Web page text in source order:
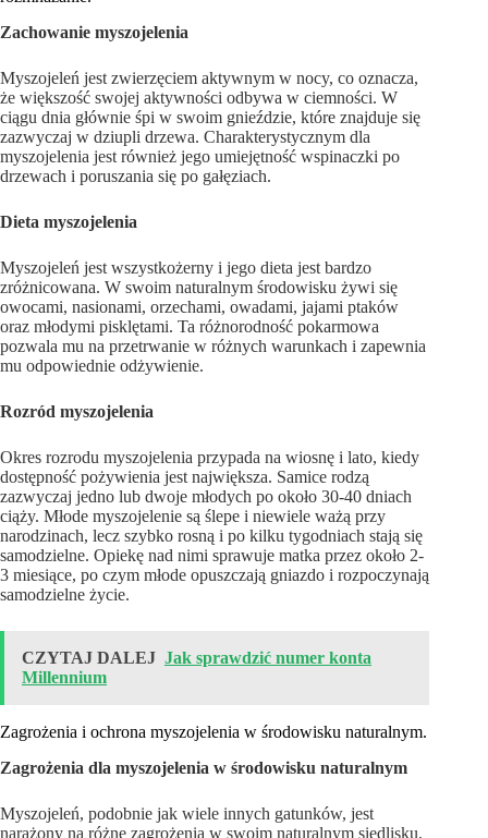
Zachowanie myszojelenia
Myszojeleń jest zwierzęciem aktywnym w nocy, co oznacza,
że większość swojej aktywności odbywa w ciemności. W
ciągu dnia głównie śpi w swoim gnieździe, które znajduje się
zazwyczaj w dziupli drzewa. Charakterystycznym dla
myszojelenia jest również jego umiejętność wspinaczki po
drzewach i poruszania się po gałęziach.
Dieta myszojelenia
Myszojeleń jest wszystkożerny i jego dieta jest bardzo
zróżnicowana. W swoim naturalnym środowisku żywi się
owocami, nasionami, orzechami, owadami, jajami ptaków
oraz młodymi pisklętami. Ta różnorodność pokarmowa
pozwala mu na przetrwanie w różnych warunkach i zapewnia
mu odpowiednie odżywienie.
Rozród myszojelenia
Okres rozrodu myszojelenia przypada na wiosnę i lato, kiedy
dostępność pożywienia jest największa. Samice rodzą
zazwyczaj jedno lub dwoje młodych po około 30-40 dniach
ciąży. Młode myszojelenie są ślepe i niewiele ważą przy
narodzinach, lecz szybko rosną i po kilku tygodniach stają się
samodzielne. Opiekę nad nimi sprawuje matka przez około 2-
3 miesiące, po czym młode opuszczają gniazdo i rozpoczynają
samodzielne życie.
CZYTAJ DALEJ Jak sprawdzić numer konta
Millennium
Zagrożenia i ochrona myszojelenia w środowisku naturalnym.
Zagrożenia dla myszojelenia w środowisku naturalnym
Myszojeleń, podobnie jak wiele innych gatunków, jest
narażony na różne zagrożenia w swoim naturalnym siedlisku.